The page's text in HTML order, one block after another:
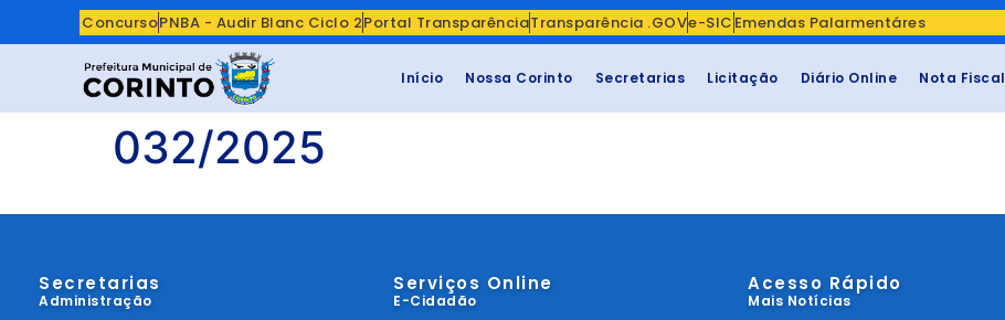
ConcursoPNBA - Audir Blanc Ciclo 2Portal TransparênciaTransparência .GOVe-SIC Emendas Palarmentáres
Início Nossa Corinto Secretarias Licitação Diário Online Nota Fiscal
032/2025
Secretarias
Administração
Serviços Online
E-Cidadão
Acesso Rápido
Mais Notícias